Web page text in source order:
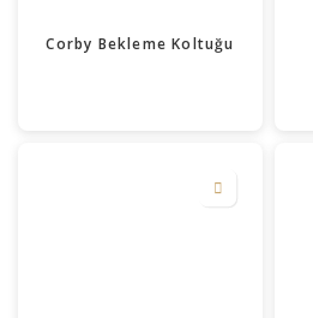
Corby Bekleme Koltuğu